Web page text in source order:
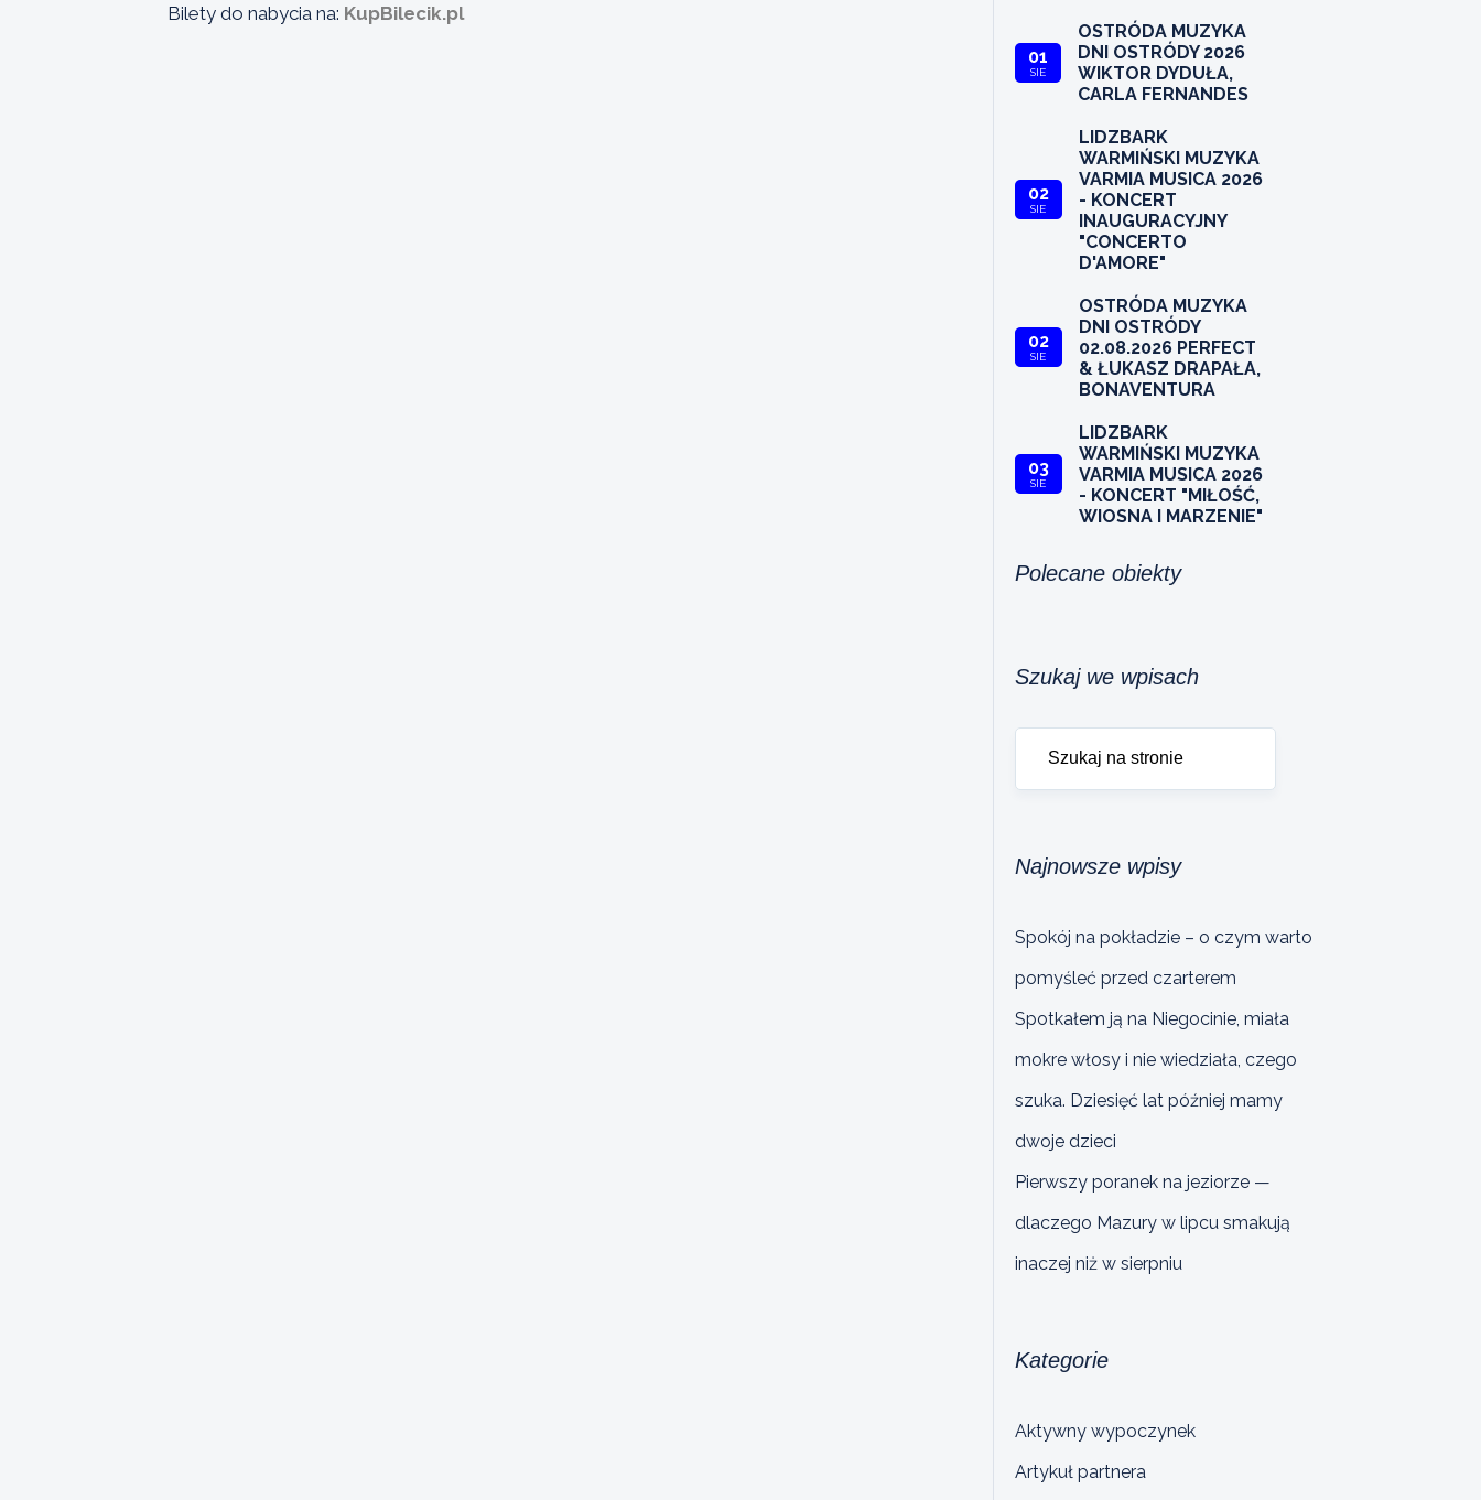
Bilety do nabycia na: KupBilecik.pl
01
SIE
OSTRÓDA MUZYKA
DNI OSTRÓDY 2026
WIKTOR DYDUŁA,
CARLA FERNANDES
02
SIE
LIDZBARK
WARMIŃSKI MUZYKA
VARMIA MUSICA 2026
- KONCERT
INAUGURACYJNY
"CONCERTO
D'AMORE"
02
SIE
OSTRÓDA MUZYKA
DNI OSTRÓDY
02.08.2026 PERFECT
& ŁUKASZ DRAPAŁA,
BONAVENTURA
03
SIE
LIDZBARK
WARMIŃSKI MUZYKA
VARMIA MUSICA 2026
- KONCERT "MIŁOŚĆ,
WIOSNA I MARZENIE"
Polecane obiekty
Szukaj we wpisach
Najnowsze wpisy
Spokój na pokładzie – o czym warto
pomyśleć przed czarterem
Spotkałem ją na Niegocinie, miała
mokre włosy i nie wiedziała, czego
szuka. Dziesięć lat później mamy
dwoje dzieci
Pierwszy poranek na jeziorze —
dlaczego Mazury w lipcu smakują
inaczej niż w sierpniu
Kategorie
Aktywny wypoczynek
Artykuł partnera